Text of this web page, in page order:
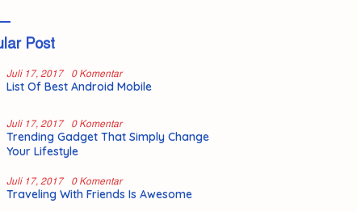
Post
Juli 17, 2017 0 Komentar
List Of Best Android Mobile
Juli 17, 2017 0 Komentar
Trending Gadget That Simply Change
Your Lifestyle
Juli 17, 2017 0 Komentar
Traveling With Friends Is Awesome